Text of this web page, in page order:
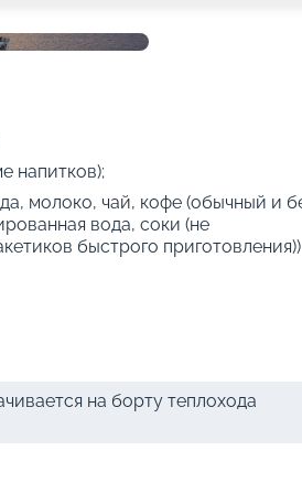
напитков);
молоко, чай, кофе (обычный и
вода, соки (не
быстрого приготовления))
на борту теплохода